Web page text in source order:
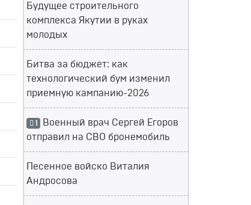
Будущее строительного
комплекса Якутии в руках
молодых
Битва за бюджет: как
технологический бум изменил
приемную кампанию-2026
1 Военный врач Сергей Егоров
отправил на СВО бронемобиль
Песенное войско Виталия
Андросова